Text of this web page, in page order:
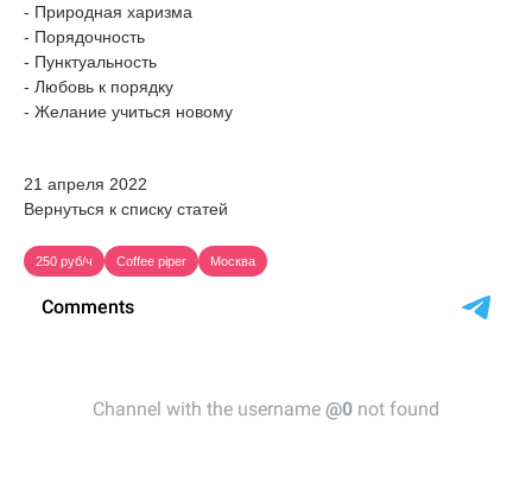
- Природная харизма
- Порядочность
- Пунктуальность
- Любовь к порядку
- Желание учиться новому
21 апреля 2022
Вернуться к списку статей
250 руб/ч Coffee piper Москва